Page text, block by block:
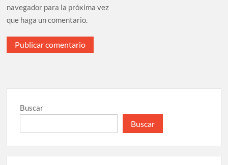
navegador para la próxima vez
que haga un comentario.
Buscar
Buscar